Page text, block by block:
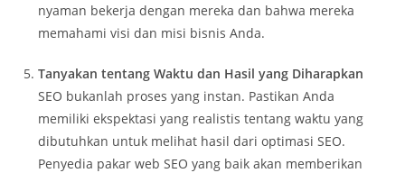
nyaman bekerja dengan mereka dan bahwa mereka
memahami visi dan misi bisnis Anda.
Tanyakan tentang Waktu dan Hasil yang Diharapkan
SEO bukanlah proses yang instan. Pastikan Anda
memiliki ekspektasi yang realistis tentang waktu yang
dibutuhkan untuk melihat hasil dari optimasi SEO.
Penyedia pakar web SEO yang baik akan memberikan